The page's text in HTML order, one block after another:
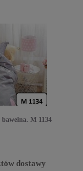
M 1134
dostawy